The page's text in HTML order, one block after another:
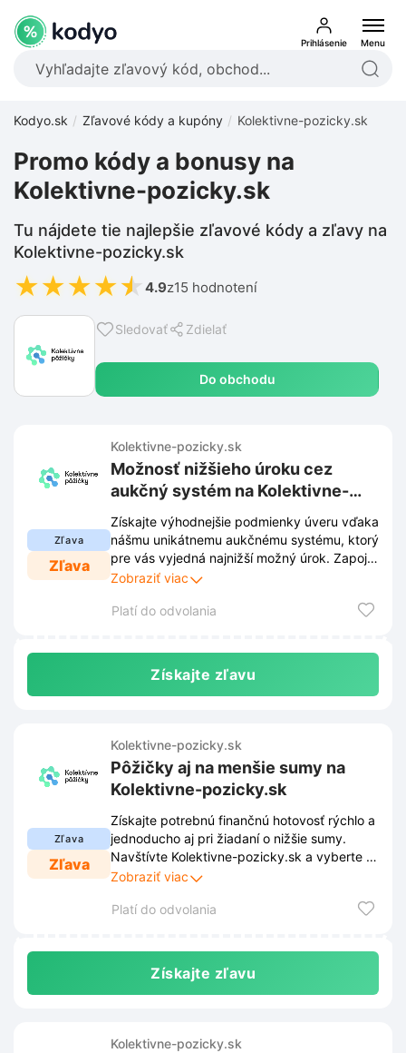
Prihlásenie Menu
Kodyo.sk Zľavové kódy a kupóny Kolektivne-pozicky.sk
Sledovať Zdielať
Do obchodu
Promo kódy a bonusy na
Kolektivne-pozicky.sk
Tu nájdete tie najlepšie zľavové kódy a zľavy na
Kolektivne-pozicky.sk
★★★★★ 4.9z15 hodnotení
Zľava
Zľava
Kolektivne-pozicky.sk
Možnosť nižšieho úroku cez
aukčný systém na Kolektivne-
pozicky.sk
Získajte výhodnejšie podmienky úveru vďaka
nášmu unikátnemu aukčnému systému, ktorý
pre vás vyjedná najnižší možný úrok. Zapojte
sa do aukcie na Kolektivne-pozicky.sk a
investorov.
Zobraziť viac
Platí do odvolania
Získajte zľavu
Zľava
Zľava
Kolektivne-pozicky.sk
Pôžičky aj na menšie sumy na
Kolektivne-pozicky.sk
Získajte potrebnú finančnú hotovosť rýchlo a
jednoducho aj pri žiadaní o nižšie sumy.
Navštívte Kolektivne-pozicky.sk a vyberte si
výhodné podmienky, ktoré sa prispôsobia
Zobraziť viac
Platí do odvolania
Získajte zľavu
Kolektivne-pozicky.sk